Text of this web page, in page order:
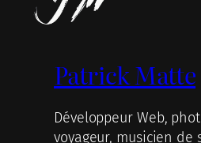
Patrick Matte
Développeur Web,
voyageur, musicien de